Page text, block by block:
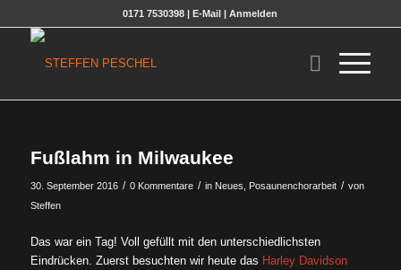
0171 7530398 |E-Mail |Anmelden
Fußlahm in Milwaukee
30. September 2016 / 0 Kommentare / in Neues Posaunenchorarbeit / von
Steffen
Das war ein Tag! Voll gefüllt mit den unterschiedlichsten
Eindrücken. Zuerst besuchten wir heute das Harley Davidson